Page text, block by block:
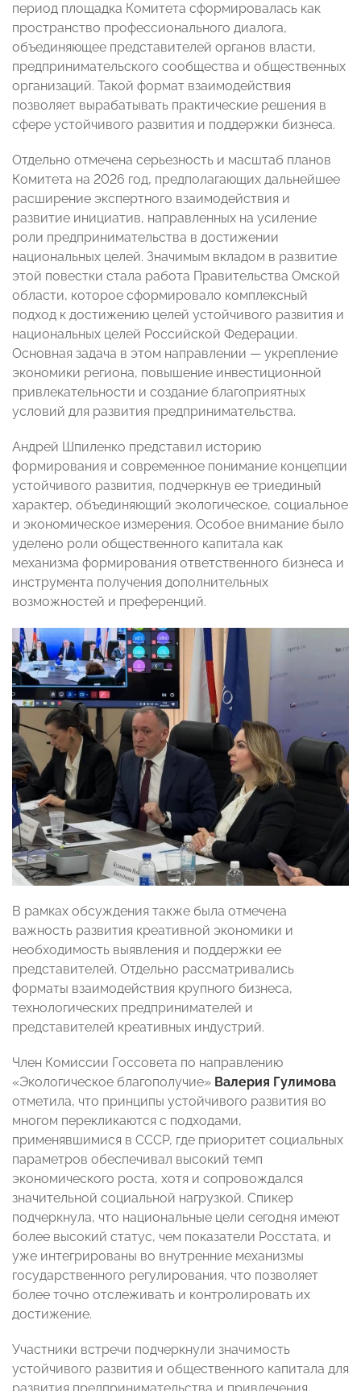
период площадка Комитета сформировалась как
пространство профессионального диалога,
объединяющее представителей органов власти,
предпринимательского сообщества и общественных
организаций. Такой формат взаимодействия
позволяет вырабатывать практические решения в
сфере устойчивого развития и поддержки бизнеса.
Отдельно отмечена серьезность и масштаб планов
Комитета на 2026 год, предполагающих дальнейшее
расширение экспертного взаимодействия и
развитие инициатив, направленных на усиление
роли предпринимательства в достижении
национальных целей. Значимым вкладом в развитие
этой повестки стала работа Правительства Омской
области, которое сформировало комплексный
подход к достижению целей устойчивого развития и
национальных целей Российской Федерации.
Основная задача в этом направлении — укрепление
экономики региона, повышение инвестиционной
привлекательности и создание благоприятных
условий для развития предпринимательства.
Андрей Шпиленко представил историю
формирования и современное понимание концепции
устойчивого развития, подчеркнув ее триединый
характер, объединяющий экологическое, социальное
и экономическое измерения. Особое внимание было
уделено роли общественного капитала как
механизма формирования ответственного бизнеса и
инструмента получения дополнительных
возможностей и преференций.
В рамках обсуждения также была отмечена
важность развития креативной экономики и
необходимость выявления и поддержки ее
представителей. Отдельно рассматривались
форматы взаимодействия крупного бизнеса,
технологических предпринимателей и
представителей креативных индустрий.
Член Комиссии Госсовета по направлению
«Экологическое благополучие» Валерия Гулимова
отметила, что принципы устойчивого развития во
многом перекликаются с подходами,
применявшимися в СССР, где приоритет социальных
параметров обеспечивал высокий темп
экономического роста, хотя и сопровождался
значительной социальной нагрузкой. Спикер
подчеркнула, что национальные цели сегодня имеют
более высокий статус, чем показатели Росстата, и
уже интегрированы во внутренние механизмы
государственного регулирования, что позволяет
более точно отслеживать и контролировать их
достижение.
Участники встречи подчеркнули значимость
устойчивого развития и общественного капитала для